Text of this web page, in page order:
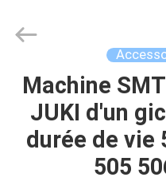
MAISON
PRODUITS
CHARMHIGH
TECHNOLOGY
Reserved.Machine
JUKI d'un
durée de vie
505